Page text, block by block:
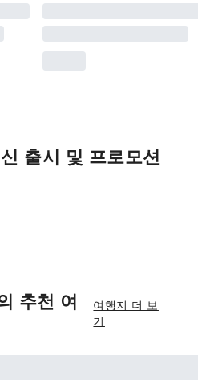
출시 및 프로모션
추천 여
여행지 더 보
기